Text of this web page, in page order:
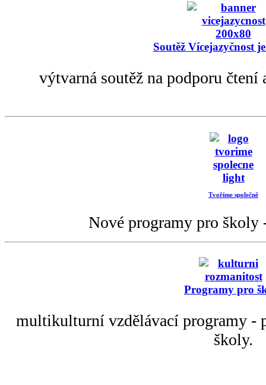
Soutěž Vícejazyčnost
výtvarná soutěž na podporu
Tvoříme společně
Nové programy pro
Programy pro
multikulturní vzdělávací programy -
školy.